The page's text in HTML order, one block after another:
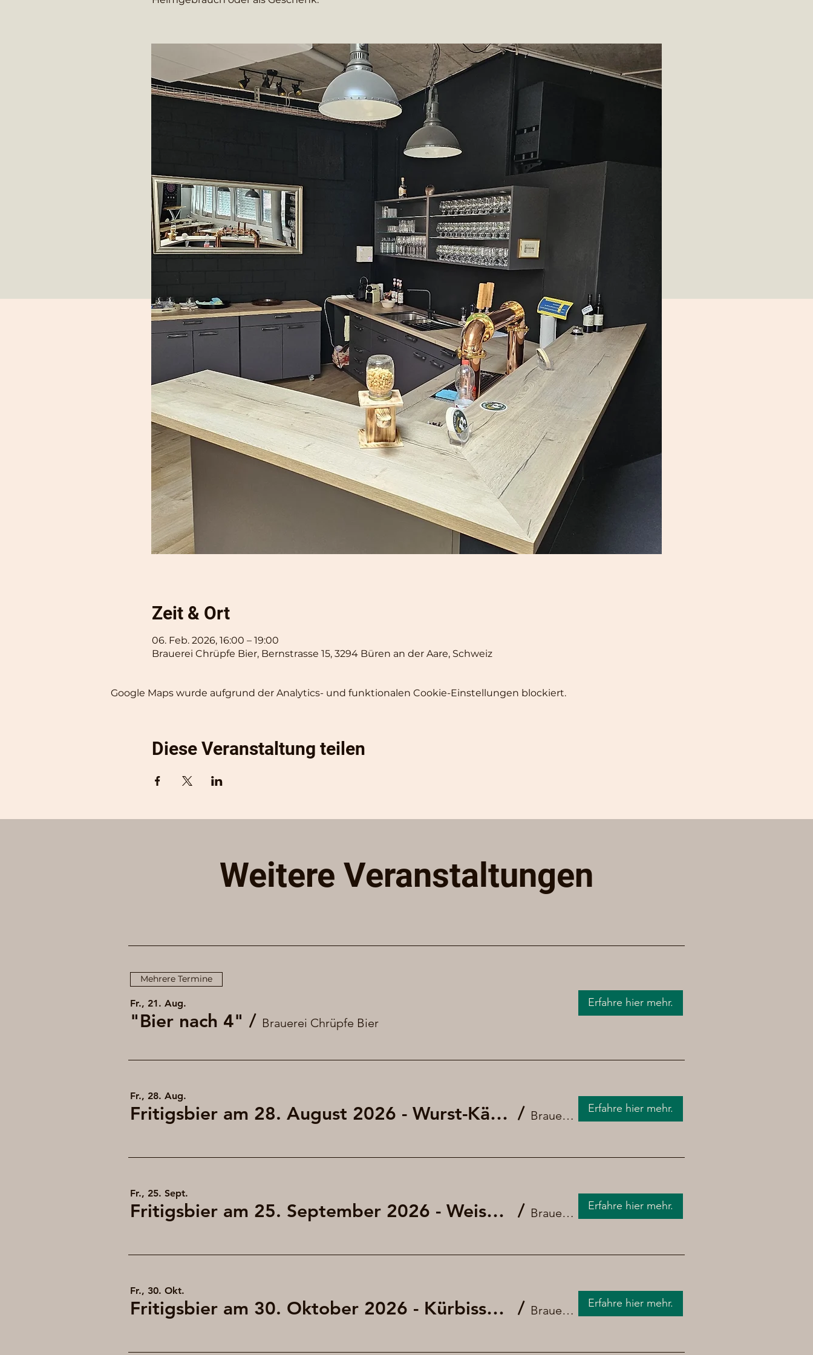
Zeit & Ort
06. Feb. 2026, 16:00 – 19:00
Brauerei Chrüpfe Bier, Bernstrasse 15, 3294 Büren an der Aare, Schweiz
Google Maps wurde aufgrund der Analytics- und funktionalen Cookie-Einstellungen blockiert.
Diese Veranstaltung teilen
Weitere Veranstaltungen
Mehrere Termine
Fr., 21. Aug.
"Bier nach 4" / Brauerei Chrüpfe Bier
Erfahre hier mehr.
Fr., 28. Aug.
Fritigsbier am 28. August 2026 - Wurst-Käse-Salat / Brauerei Chrüpfe Bier Erfahre hier mehr.
Fr., 25. Sept.
Fritigsbier am 25. September 2026 - Weisswurst und Brezel (kleines Oktoberfest) / Brauerei Chrüpfe Bier Erfahre hier mehr.
Fr., 30. Okt.
Fritigsbier am 30. Oktober 2026 - Kürbissuppe mit und ohne Würstchen / Brauerei Chrüpfe Bier Erfahre hier mehr.